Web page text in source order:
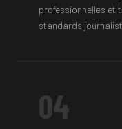
professionnelles et
standards
04